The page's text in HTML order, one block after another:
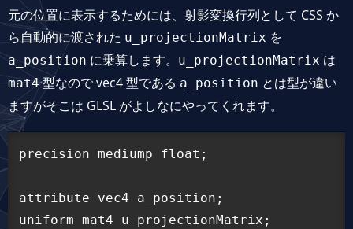
元の位置に表示するためには、射影変換行列として CSS か
ら自動的に渡された u_projectionMatrix を
a_position に乗算します。 u_projectionMatrix は
mat4型なので vec4 型である a_position とは型が違い
ますがそこは GLSL がよしなにやってくれます。
precision mediump float;
attribute vec4 a_position;
uniform mat4 u_projectionMatrix;